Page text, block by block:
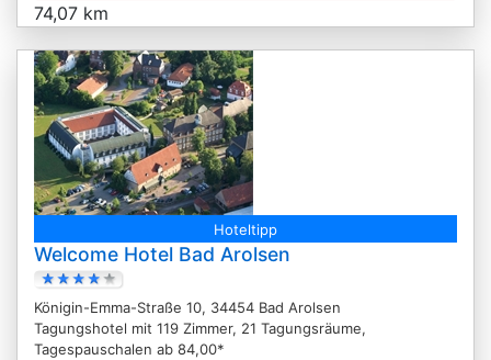
74,07 km
Hoteltipp
Welcome Hotel Bad Arolsen
Königin-Emma-Straße 10, 34454 Bad Arolsen
Tagungshotel mit 119 Zimmer, 21 Tagungsräume,
Tagespauschalen ab 84,00*